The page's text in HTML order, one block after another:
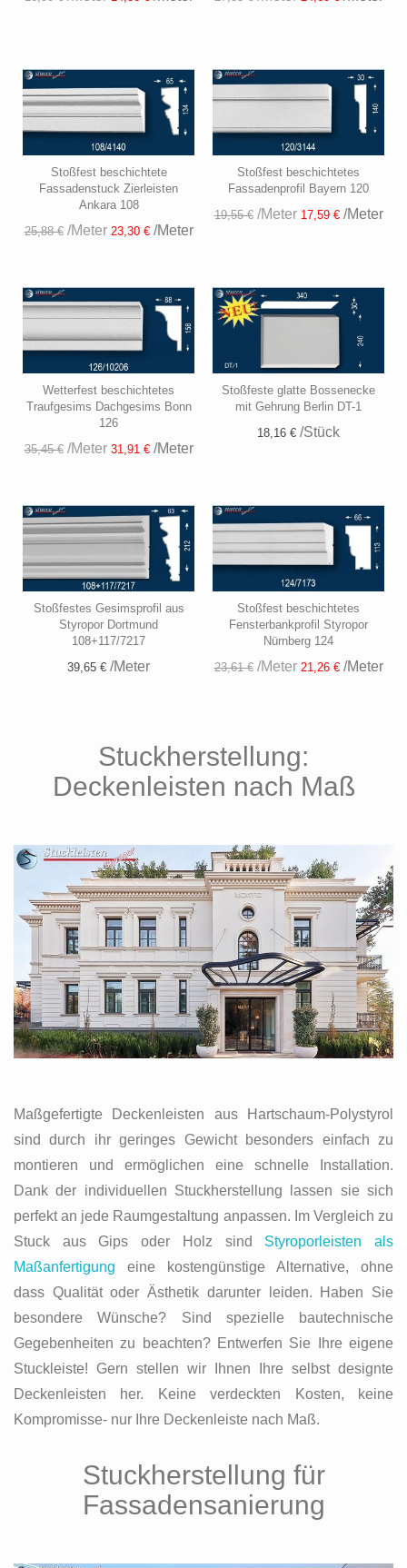
Stoßfest beschichtete
Fassadenstuck Zierleisten
Ankara 108
25,88 €/Meter 23,30 €/Meter
Stoßfest beschichtetes
Fassadenprofil Bayern 120
19,55 €/Meter 17,59 €/Meter
Wetterfest beschichtetes
Traufgesims Dachgesims Bonn
126
35,45 €/Meter 31,91 €/Meter
Stoßfeste glatte Bossenecke
mit Gehrung Berlin DT-1
18,16 € /Stück
Stoßfestes Gesimsprofil aus
Styropor Dortmund
108+117/7217
39,65 € /Meter
Stoßfest beschichtetes
Fensterbankprofil Styropor
Nürnberg 124
23,61 €/Meter 21,26 €/Meter
Stuckherstellung:
Deckenleisten nach Maß
Maßgefertigte Deckenleisten aus Hartschaum-Polystyrol
sind durch ihr geringes Gewicht besonders einfach zu
montieren und ermöglichen eine schnelle Installation.
Dank der individuellen Stuckherstellung lassen sie sich
perfekt an jede Raumgestaltung anpassen. Im Vergleich zu
Stuck aus Gips oder Holz sind Styroporleisten als
Maßanfertigung eine kostengünstige Alternative, ohne
dass Qualität oder Ästhetik darunter leiden. Haben Sie
besondere Wünsche? Sind spezielle bautechnische
Gegebenheiten zu beachten? Entwerfen Sie Ihre eigene
Stuckleiste! Gern stellen wir Ihnen Ihre selbst designte
Deckenleisten her. Keine verdeckten Kosten, keine
Kompromisse- nur Ihre Deckenleiste nach Maß.
Stuckherstellung für
Fassadensanierung